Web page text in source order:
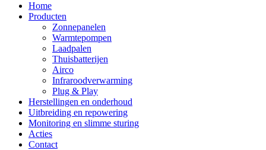
Home
Producten
Zonnepanelen
Warmtepompen
Laadpalen
Thuisbatterijen
Airco
Infraroodverwarming
Plug & Play
Herstellingen en onderhoud
Uitbreiding en repowering
Monitoring en slimme sturing
Acties
Contact